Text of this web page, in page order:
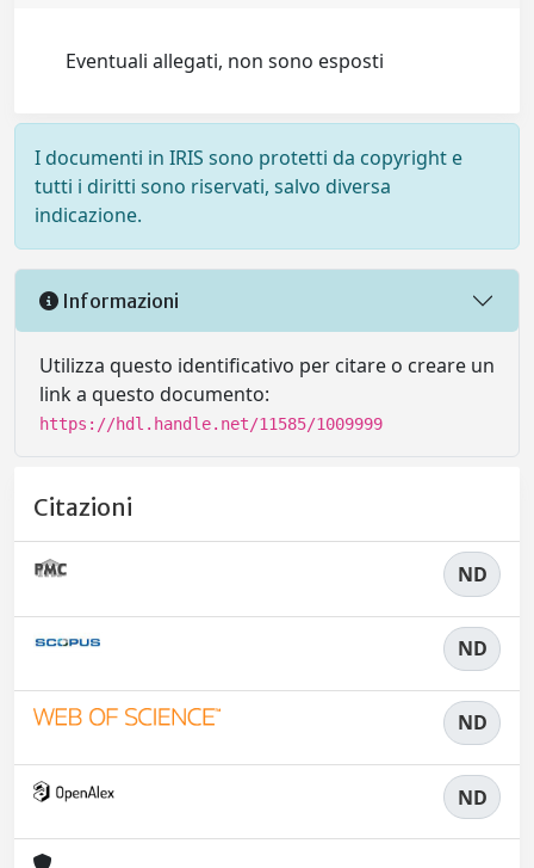
Eventuali allegati, non sono esposti
I documenti in IRIS sono protetti da copyright e
tutti i diritti sono riservati, salvo diversa
indicazione.
Informazioni
Utilizza questo identificativo per citare o creare un
link a questo documento:
https://hdl.handle.net/11585/1009999
Citazioni
ND
ND
ND
ND